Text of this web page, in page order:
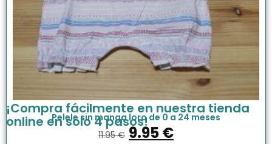
Pelele sin manga loro de 0 a 24 meses
11.95€ 9.95€
¡Compra fácilmente en nuestra tienda
online en solo 4 pasos!